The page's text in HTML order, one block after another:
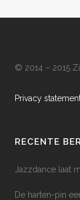
© 2014 – 2015
Privacy
RECENTE
Jazzdance laat
De harten-pin